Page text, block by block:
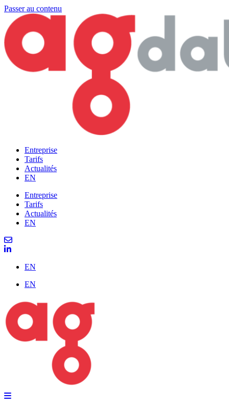
Passer au contenu
Entreprise
Tarifs
Actualités
EN
Entreprise
Tarifs
Actualités
EN
EN
EN